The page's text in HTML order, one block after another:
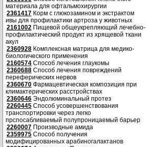
материала для офтальмохирургии
2361417 Корм с глюкозамином и экстрактом
ивы для профилактики артроза у животных
2161002 Пищевой общеукрепляющий лечебно-
профилактический продукт из хрящевой ткани
акул
2360928 Комплексная матрица для медико-
биологического применения
2160574 Способ лечения глаукомы
2360688 Способ лечения повреждений
переферических нервов
2360670 Фармацевтическая композиция при
климактерических расстройствах
2360646 Эндолюминальный протез
2260445 Способ усовершенствования
транспортировки через легко
прспосабливаемый полупроницаемый барьер
2260007 Производные амида
2359975 Способ получения
модифицированных арабиногалактанов